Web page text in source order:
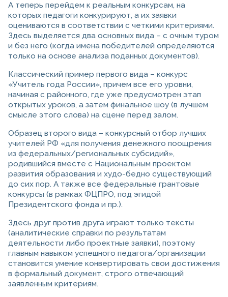
А теперь перейдем к реальным конкурсам, на
которых педагоги конкурируют, а их заявки
оцениваются в соответствии с четкими критериями.
Здесь выделяется два основных вида – с очным туром
и без него (когда имена победителей определяются
только на основе анализа поданных документов).
Классический пример первого вида – конкурс
«Учитель года России», причем все его уровни,
начиная с районного, где уже предусмотрен этап
открытых уроков, а затем финальное шоу (в лучшем
смысле этого слова) на сцене перед залом.
Образец второго вида – конкурсный отбор лучших
учителей РФ «для получения денежного поощрения
из федеральных/региональных субсидий»,
родившийся вместе с Национальным проектом
развития образования и худо-бедно существующий
до сих пор. А также все федеральные грантовые
конкурсы (в рамках ФЦПРО, под эгидой
Президентского фонда и пр.).
Здесь друг против друга играют только тексты
(аналитические справки по результатам
деятельности либо проектные заявки), поэтому
главным навыком успешного педагога/организации
становится умение конвертировать свои достижения
в формальный документ, строго отвечающий
заявленным критериям.